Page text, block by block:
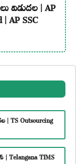
విడుదల | AP
AP SSC
TS Outsourcing
TIMS